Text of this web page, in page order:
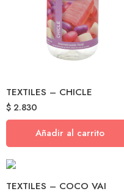
TEXTILES – CHICLE
$2.830
Añadir al carrito
TEXTILES – COCO VAI